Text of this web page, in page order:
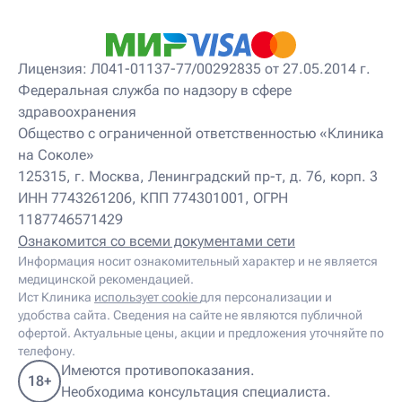
Детский невропатолог
Детский нейропсихолог
Детский нутрициолог
Детский ортопед
Детский остеопат
Детский отоневролог
Детский подиатр
Детский психолог
Детский психотерапевт
Детский реабилитолог
Детский ревматолог
Детский рефлексотерапевт
Детский сомнолог
Детский спортивный врач
Детский травматолог
Детский травматолог-ортопед
Детский физиотерапевт
Детский эндокринолог
Диабетолог
Диетолог
Лицензия: Л041-01137-77/00292835 от 27.05.2014 г.
Федеральная служба по надзору в сфере
здравоохранения
Общество с ограниченной ответственностью «Клиника
на Соколе»
125315, г. Москва, Ленинградский пр-т, д. 76, корп. 3
ИНН 7743261206, КПП 774301001, ОГРН
1187746571429
Ознакомится со всеми документами сети
Информация носит ознакомительный характер и не является
медицинской рекомендацией.
Ист Клиника использует cookie для персонализации и
удобства сайта. Сведения на сайте не являются публичной
офертой. Актуальные цены, акции и предложения уточняйте по
телефону.
Имеются противопоказания.
Необходима консультация специалиста.
18+